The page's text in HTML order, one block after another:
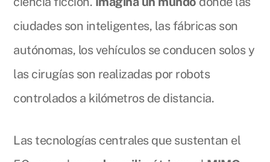
ciudades son inteligentes, las fábricas son
autónomas, los vehículos se conducen solos y
las cirugías son realizadas por robots
controlados a kilómetros de distancia.
Las tecnologías centrales que sustentan el